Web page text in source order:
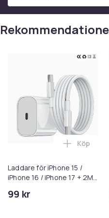
Laddare för iPhone 15 /
iPhone 16 / iPhone 17 + 2M
till USB-C
99 kr
Köp